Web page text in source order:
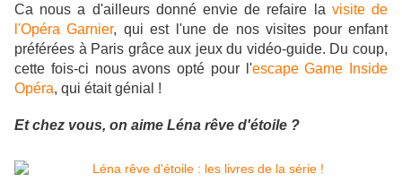
Ca nous a d'ailleurs donné envie de refaire la visite de
l'Opéra Garnier, qui est l'une de nos visites pour enfant
préférées à Paris grâce aux jeux du vidéo-guide. Du coup,
cette fois-ci nous avons opté pour l'escape Game Inside
Opéra, qui était génial !
Et chez vous, on aime Léna rêve d'étoile ?